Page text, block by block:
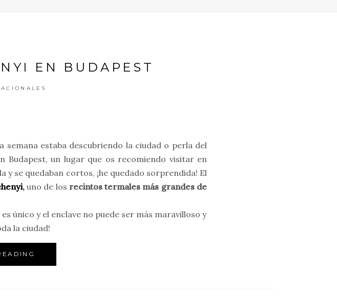
EN BUDAPEST
semana estaba descubriendo la ciudad o perla del
Budapest, un lugar que os recomiendo visitar en
y se quedaban cortos, ¡he quedado sorprendida! El
, uno de los recintos termales más grandes de
único y el enclave no puede ser más maravilloso y
la ciudad!